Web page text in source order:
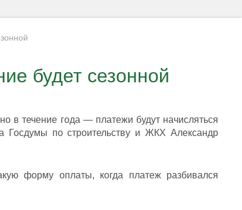
будет сезонной
в течение года — платежи будут начисляться
Госдумы по строительству и ЖКХ Александр
форму оплаты, когда платеж разбивался